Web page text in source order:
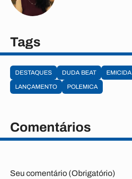
Tags
DESTAQUES DUDA BEAT EMICIDA
LANÇAMENTO
POLEMICA
Comentários
Seu comentário (Obrigatório)